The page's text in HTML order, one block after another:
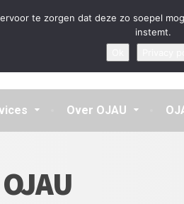
en vragen beantwoorden
Over OJAU
te zorgen dat deze zo soepel
instemt.